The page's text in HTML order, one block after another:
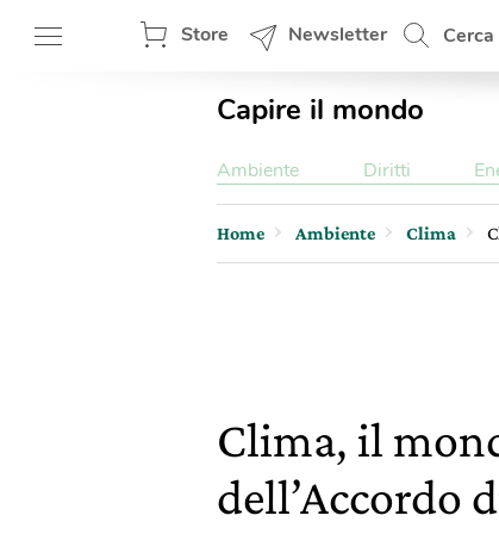
Store Newsletter Cerca
Capire il mondo
Ambiente Diritti
Home Ambiente Clima
Clima, il
dell’Accordo